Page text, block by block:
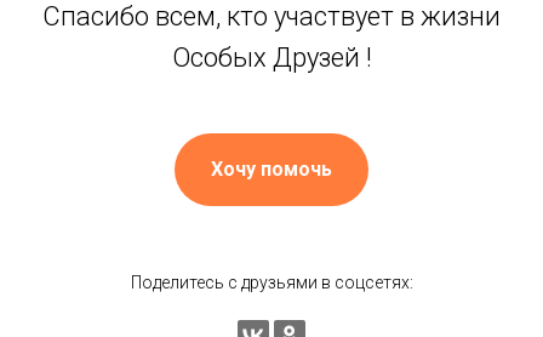
Спасибо всем, кто участвует в жизни
Особых Друзей !
Хочу помочь
Поделитесь с друзьями в соцсетях: